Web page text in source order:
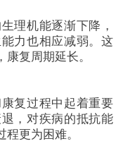
机能逐渐下降，
力也相应减弱。这
复周期延长。
复过程中起着重要
，对疾病的抵抗能
更为困难。